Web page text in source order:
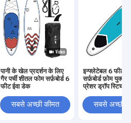
पानी के खेल प्रदर्शन के लिए
गैर पर्ची शीतल फोम सर्फ़बोर्ड 6
फीट ईवा डेक
सबसे अच्छी कीमत
इन्फ्लेटेबल 6 फीट
सर्फ़बोर्ड फ़ोम युक्त
प्रेशर ड्रॉप स्टिच
सबसे अच्छी